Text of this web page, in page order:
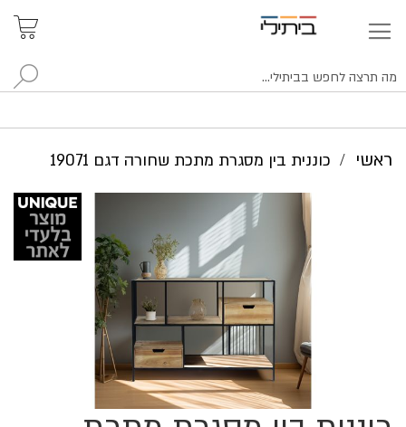
ראשי כוננית בין מסגרת מתכת שחורה דגם 19071
לדלג